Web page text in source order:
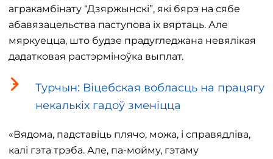
агракамбінату “Дзяржынскі”, які бярэ на сябе
абавязацельства паступова іх вяртаць. Але
мяркуецца, што будзе прадугледжана невялікая
дадатковая растэрміноўка выплат.
Турчын: Віцебская вобласць на працягу
некалькіх гадоў зменіцца
«Вядома, падставіць плячо, можа, і справядліва,
калі гэта трэба. Але, па-мойму, гэтаму